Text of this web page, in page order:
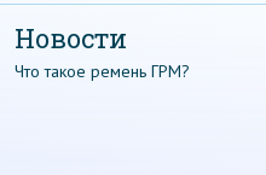
Новости
Что такое ремень ГРМ?